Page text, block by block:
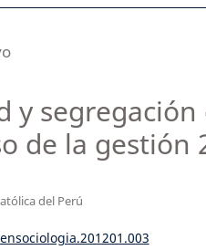
de la gestión
del Perú